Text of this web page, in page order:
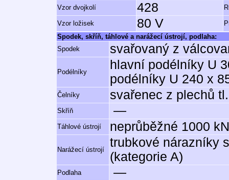
Vzor dvojkolí 428
Vzor ložisek 80 V
Spodek, skříň, táhlové a narážecí ústrojí, podlaha:
Spodek
svařovaný z
Podélníky
hlavní podélníky U
podélníky U 240 x
Čelníky svařenec z plechů
Skříň —
Táhlové ústrojí neprůběžné 1000
Narážecí ústrojí
trubkové nárazníky
(kategorie A)
Podlaha —